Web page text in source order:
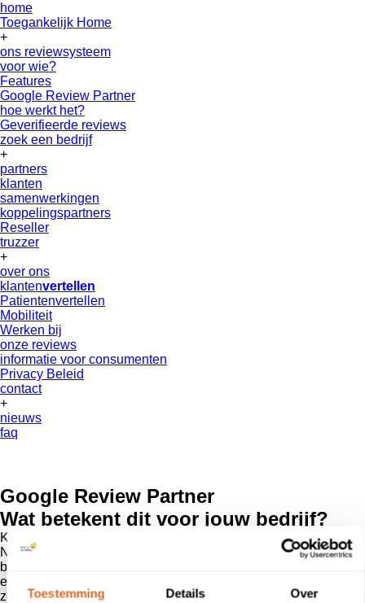
Toestemming Details Over
home
Toegankelijk Home
+
ons reviewsysteem
voor wie?
Features
Google Review Partner
hoe werkt het?
Geverifieerde reviews
zoek een bedrijf
+
partners
klanten
samenwerkingen
koppelingspartners
Reseller
truzzer
+
over ons
klantenvertellen
Patientenvertellen
Mobiliteit
Werken bij
onze reviews
informatie voor consumenten
Privacy Beleid
contact
+
nieuws
faq
Google Review Partner
Wat betekent dit voor jouw bedrijf?
Klanten
is een officiële Google Review partner in
Nederland, maar wat betekent dit nu concreet voor jouw
bedrijf? Als Google Review partner zorgt klanten
ervoor dat de beoordelingen die je als bedrijf hebt verzameld
zo goed worden verspreid over het net. Zodat jouw topscore